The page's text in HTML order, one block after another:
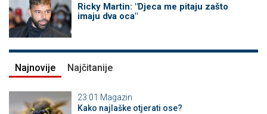
Ricky Martin: "Djeca me pitaju zašto
imaju dva oca"
Najnovije Najčitanije
23:01 Magazin
Kako najlaške otjerati ose?